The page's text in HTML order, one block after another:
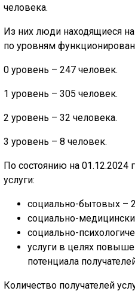
человека.
Из них люди находящиеся
по уровням
0 уровень – 247 человек.
1 уровень – 305 человек.
2 уровень – 32 человека.
3 уровень – 8 человек.
По состоянию на 01.12.2024
услуги:
социально-бытовых –
социально-
социально-
услуги в целях
потенциала
Количество получателей